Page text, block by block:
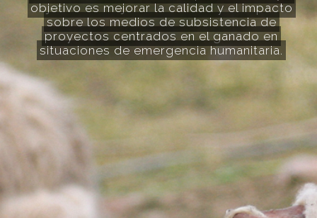
objetivo es mejorar la calidad y el impacto
sobre los medios de subsistencia de
proyectos centrados en el ganado en
situaciones de emergencia humanitaria.